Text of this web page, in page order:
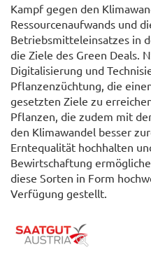
FARMINAR
Kampf gegen den
Ressourcenaufwands und
Betriebsmitteleinsatzes in
die Ziele des Green Deals.
Digitalisierung und
Pflanzenzüchtung, die
gesetzten Ziele zu
Pflanzen, die zudem mit
den Klimawandel besser
Erntequalität hochhalten
Bewirtschaftung
diese Sorten in Form
Verfügung gestellt.